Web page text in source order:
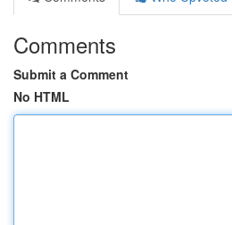
Comments
Submit a Comment
No HTML